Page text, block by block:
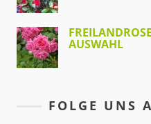
USWAHL
FOLGE UNS